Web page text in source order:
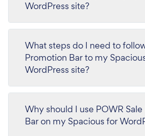
WordPress site?
What steps do I need to
Promotion Bar to my
WordPress site?
Why should I use POWR
Bar on my Spacious for